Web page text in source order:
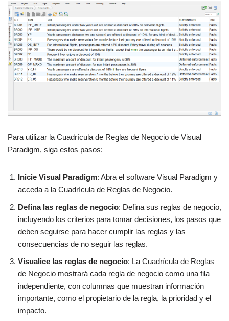
Para utilizar la Cuadrícula de Reglas de Negocio de Visual
Paradigm, siga estos pasos:
Inicie Visual Paradigm: Abra el software Visual Paradigm y
acceda a la Cuadrícula de Reglas de Negocio.
Defina las reglas de negocio: Defina sus reglas de negocio,
incluyendo los criterios para tomar decisiones, los pasos que
deben seguirse para hacer cumplir las reglas y las
consecuencias de no seguir las reglas.
Visualice las reglas de negocio: La Cuadrícula de Reglas
de Negocio mostrará cada regla de negocio como una fila
independiente, con columnas que muestran información
importante, como el propietario de la regla, la prioridad y el
impacto.